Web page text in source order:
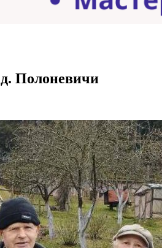
Полоневичи